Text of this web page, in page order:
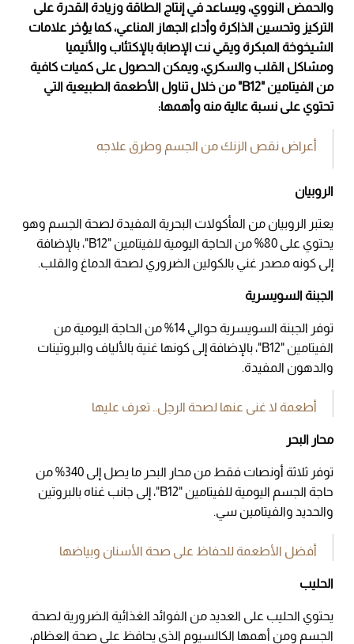
والحمض النووي، ويساعد في إنتاج الطاقة وزيادة القدرة على
التركيز وتحسين الذاكرة وأداء الجهاز المناعي، كما يؤخر علامات
الشيخوخة المبكرة ويقي نت الإصابة بالإكتئاب والأنيميا
ومشاكل القلب والسكري، ويمكن الحصول على كميات كافية
من الفيتامين "B12" من خلال تناول الأطعمة الطبيعية التي
تحتوي على نسبة عالية منه وأهمها:
أعراض نقص الزنك من الجسم وطرق علاجه
الروبيان
يعتبر الروبيان من المأكولات البحرية المفيدة لصحة الجسم وهو
يحتوي على 80% من الحاجة اليومية للفيتامين "12
B"، بالإضافة
إلى كونه مصدر غني بالكولين الضروري لصحة الدماغ والقلب.
الجبنة السويسرية
توفر الجبنة السويسرية حوالي 14% من الحاجة اليومية من
الفيتامين "12
B"، بالإضافة إلى كونها غنية بالألياف والبروتينات
والدهون المفيدة.
أطعمة لا غنى عنها لصحة الرجل.. تعرف عليها
محار البحر
توفر ثلاثة أونصات فقط من محار البحر ما يصل إلى 340% من
حاجة الجسم اليومية للفيتامين "12
B"، إلى جانب غناه بالبروتين
والحديد والفيتامين سي.
أفضل الأطعمة للحفاظ على صحة الأسنان وبياضها
الحليب
يحتوي الحليب على العديد من الفوائد الغذائية الضرورية لصحة
الجسم ومن أهمها الكالسيوم الذي يحافظ على صحة العظام،